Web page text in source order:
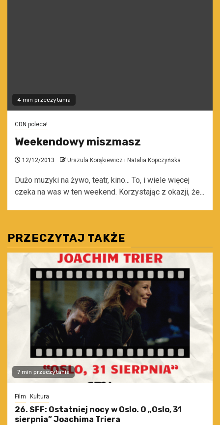
4 min przeczytania
CDN poleca!
Weekendowy miszmasz
12/12/2013 Urszula Korąkiewicz i Natalia Kopczyńska
Dużo muzyki na żywo, teatr, kino... To, i wiele więcej
czeka na was w ten weekend. Korzystając z okazji, że...
PRZECZYTAJ TAKŻE
7 min przeczytania
Film Kultura
26. SFF: Ostatniej nocy w Oslo. O „Oslo, 31
sierpnia” Joachima Triera